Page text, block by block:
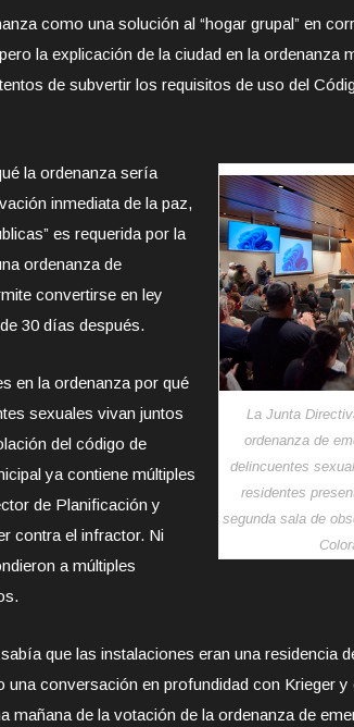
como una solución al “hogar grupal” en
la explicación de la ciudad en la ordenanza
de subvertir los requisitos de uso del
La Junta
ordenanza de
delincuentes
residentes
segunda sala de
la ordenanza sería
inmediata de la paz,
es requerida por la
ordenanza de
convertirse en ley
30 días después.
en la ordenanza por qué
sexuales vivan juntos
del código de
ya contiene múltiples
de Planificación y
contra el infractor. Ni
a múltiples
que las instalaciones eran una residencia
una conversación en profundidad con Krieger y
mañana de la votación de la ordenanza de